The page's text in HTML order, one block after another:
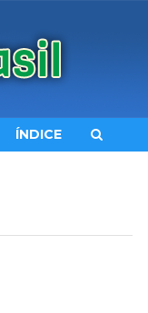
ÍNDICE